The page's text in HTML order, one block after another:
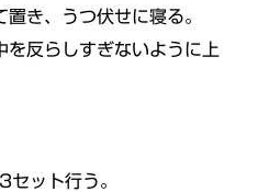
き、うつ伏せに寝る。
反らしすぎないように上
ット行う。